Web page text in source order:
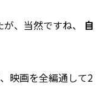
、当然ですね、 自
映画を全編通して2